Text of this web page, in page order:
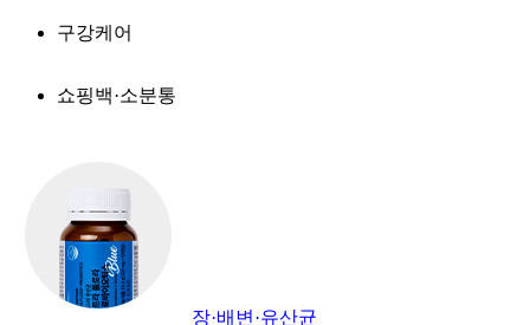
구강케어
쇼핑백·소분통
장·배변·유산균